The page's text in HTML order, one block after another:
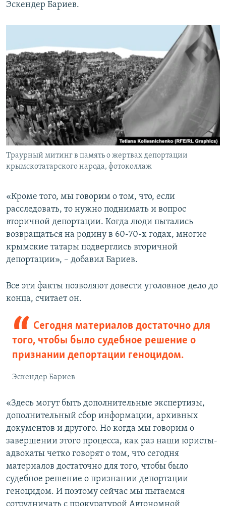
Эскендер Бариев.
Траурный митинг в память о жертвах депортации
крымскотатарского народа, фотоколлаж
«Кроме того, мы говорим о том, что, если
расследовать, то нужно поднимать и вопрос
вторичной депортации. Когда люди пытались
возвращаться на родину в 60-70-х годах, многие
крымские татары подверглись вторичной
депортации», – добавил Бариев.
Все эти факты позволяют довести уголовное дело до
конца, считает он.
Сегодня материалов достаточно для
того, чтобы было судебное решение о
признании депортации геноцидом.
Эскендер Бариев
«Здесь могут быть дополнительные экспертизы,
дополнительный сбор информации, архивных
документов и другого. Но когда мы говорим о
завершении этого процесса, как раз наши юристы-
адвокаты четко говорят о том, что сегодня
материалов достаточно для того, чтобы было
судебное решение о признании депортации
геноцидом. И поэтому сейчас мы пытаемся